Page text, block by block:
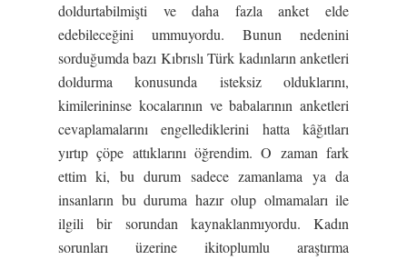
doldurtabilmişti ve daha fazla anket elde
edebileceğini ummuyordu. Bunun nedenini
sorduğumda bazı Kıbrıslı Türk kadınların anketleri
doldurma konusunda isteksiz olduklarını,
kimilerininse kocalarının ve babalarının anketleri
cevaplamalarını engellediklerini hatta kâğıtları
yırtıp çöpe attıklarını öğrendim. O zaman fark
ettim ki, bu durum sadece zamanlama ya da
insanların bu duruma hazır olup olmamaları ile
ilgili bir sorundan kaynaklanmıyordu. Kadın
sorunları üzerine ikitoplumlu araştırma